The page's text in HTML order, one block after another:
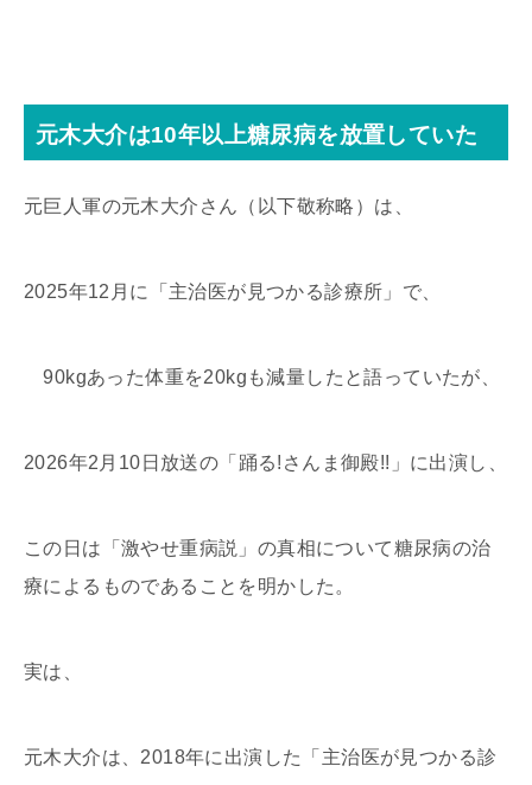
元木大介は10年以上糖尿病を放置していた
元巨人軍の元木大介さん（以下敬称略）は、
2025年12月に「主治医が見つかる診療所」で、
90kgあった体重を20kgも減量したと語っていたが、
2026年2月10日放送の「踊る!さんま御殿!!」に出演し、
この日は「激やせ重病説」の真相について糖尿病の治
療によるものであることを明かした。
実は、
元木大介は、2018年に出演した「主治医が見つかる診